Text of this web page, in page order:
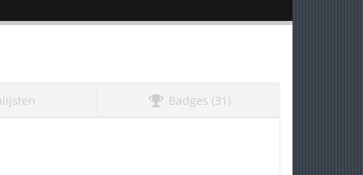
Badges (31)